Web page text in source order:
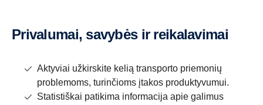
Privalumai, savybės ir reikalavimai
Aktyviai užkirskite kelią transporto priemonių
problemoms, turinčioms įtakos produktyvumui.
Statistiškai patikima informacija apie galimus